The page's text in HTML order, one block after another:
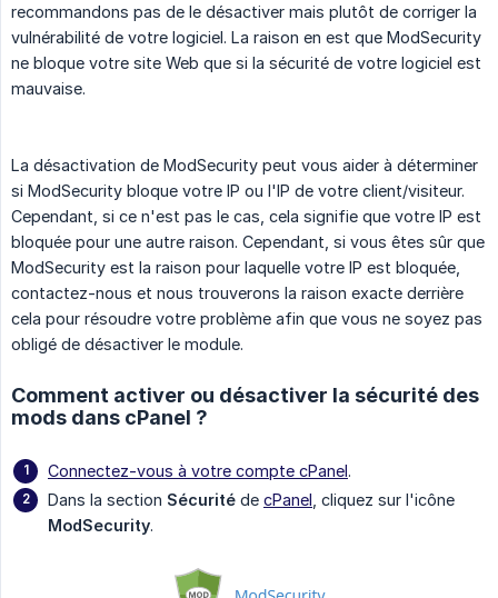
recommandons pas de le désactiver mais plutôt de corriger la
vulnérabilité de votre logiciel. La raison en est que ModSecurity
ne bloque votre site Web que si la sécurité de votre logiciel est
mauvaise.
La désactivation de ModSecurity peut vous aider à déterminer
si ModSecurity bloque votre IP ou l'IP de votre client/visiteur.
Cependant, si ce n'est pas le cas, cela signifie que votre IP est
bloquée pour une autre raison. Cependant, si vous êtes sûr que
ModSecurity est la raison pour laquelle votre IP est bloquée,
contactez-nous et nous trouverons la raison exacte derrière
cela pour résoudre votre problème afin que vous ne soyez pas
obligé de désactiver le module.
Comment activer ou désactiver la sécurité des
mods dans cPanel ?
Connectez-vous à votre compte cPanel.
Dans la section Sécurité de cPanel , cliquez sur l'icône
ModSecurity.